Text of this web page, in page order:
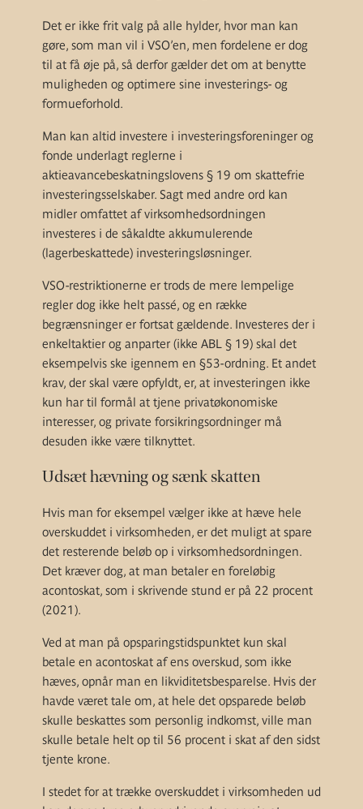
Det er ikke frit valg på alle hylder, hvor man kan
gøre, som man vil i VSO’en, men fordelene er dog
til at få øje på, så derfor gælder det om at benytte
muligheden og optimere sine investerings- og
formueforhold.
Man kan altid investere i investeringsforeninger og
fonde underlagt reglerne i
aktieavancebeskatningslovens § 19 om skattefrie
investeringsselskaber. Sagt med andre ord kan
midler omfattet af virksomhedsordningen
investeres i de såkaldte akkumulerende
(lagerbeskattede) investeringsløsninger.
VSO-restriktionerne er trods de mere lempelige
regler dog ikke helt passé, og en række
begrænsninger er fortsat gældende. Investeres der i
enkeltaktier og anparter (ikke ABL § 19) skal det
eksempelvis ske igennem en §53-ordning. Et andet
krav, der skal være opfyldt, er, at investeringen ikke
kun har til formål at tjene privatøkonomiske
interesser, og private forsikringsordninger må
desuden ikke være tilknyttet.
Udsæt hævning og sænk skatten
Hvis man for eksempel vælger ikke at hæve hele
overskuddet i virksomheden, er det muligt at spare
det resterende beløb op i virksomhedsordningen.
Det kræver dog, at man betaler en foreløbig
acontoskat, som i skrivende stund er på 22 procent
(2021).
Ved at man på opsparingstidspunktet kun skal
betale en acontoskat af ens overskud, som ikke
hæves, opnår man en likviditetsbesparelse. Hvis der
havde været tale om, at hele det opsparede beløb
skulle beskattes som personlig indkomst, ville man
skulle betale helt op til 56 procent i skat af den sidst
tjente krone.
I stedet for at trække overskuddet i virksomheden ud